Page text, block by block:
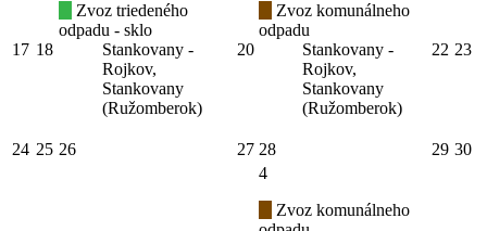
17 18
Zvoz triedeného
odpadu - sklo
Stankovany -
Rojkov,
Stankovany
(Ružomberok)
20
Zvoz komunálneho
odpadu
Stankovany -
Rojkov,
Stankovany
(Ružomberok)
22 23
24 25 26 27 28 29 30
4
Zvoz komunálneho